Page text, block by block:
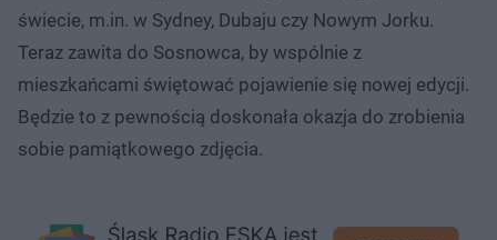
świecie, m.in. w Sydney, Dubaju czy Nowym Jorku.
Teraz zawita do Sosnowca, by wspólnie z
mieszkańcami świętować pojawienie się nowej edycji.
Będzie to z pewnością doskonała okazja do zrobienia
sobie pamiątkowego zdjęcia.